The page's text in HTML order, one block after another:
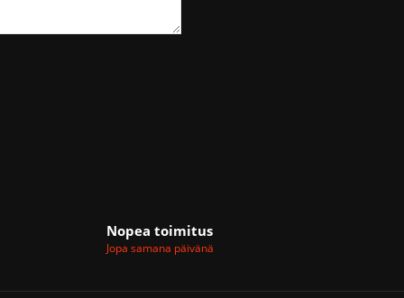
Nopea toimitus
Jopa samana päivänä